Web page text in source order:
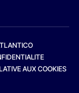
AUX COOKIES